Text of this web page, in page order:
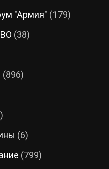
"Армия" (179)
(38)
(896)
(6)
(799)